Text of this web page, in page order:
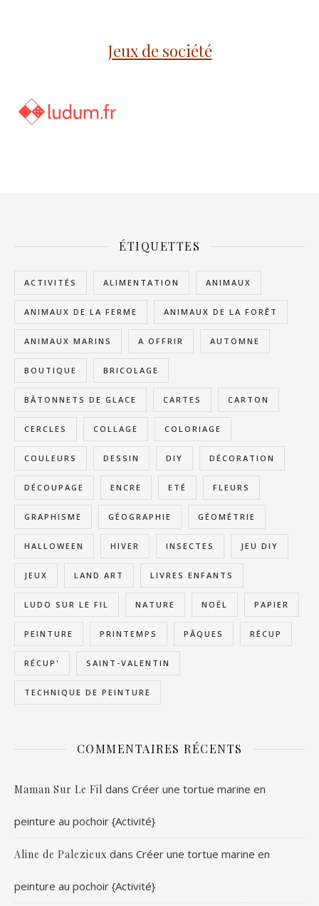
Jeux de société
ÉTIQUETTES
ACTIVITÉS ALIMENTATION ANIMAUX
ANIMAUX DE LA FERME ANIMAUX DE LA FORÊT
ANIMAUX MARINS A OFFRIR AUTOMNE
BOUTIQUE BRICOLAGE
BÂTONNETS DE GLACE CARTES CARTON
CERCLES COLLAGE COLORIAGE
COULEURS DESSIN DIY DÉCORATION
DÉCOUPAGE ENCRE ETÉ FLEURS
GRAPHISME GÉOGRAPHIE GÉOMÉTRIE
HALLOWEEN HIVER INSECTES JEU DIY
JEUX LAND ART LIVRES ENFANTS
LUDO SUR LE FIL NATURE NOËL PAPIER
PEINTURE PRINTEMPS PÂQUES RÉCUP
RÉCUP' SAINT-VALENTIN
TECHNIQUE DE PEINTURE
COMMENTAIRES RÉCENTS
Maman Sur Le Fil dans Créer une tortue marine en
peinture au pochoir {Activité}
Aline de Palezieux dans Créer une tortue marine en
peinture au pochoir {Activité}